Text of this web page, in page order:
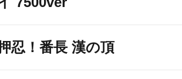
忍！番長 漢の頂